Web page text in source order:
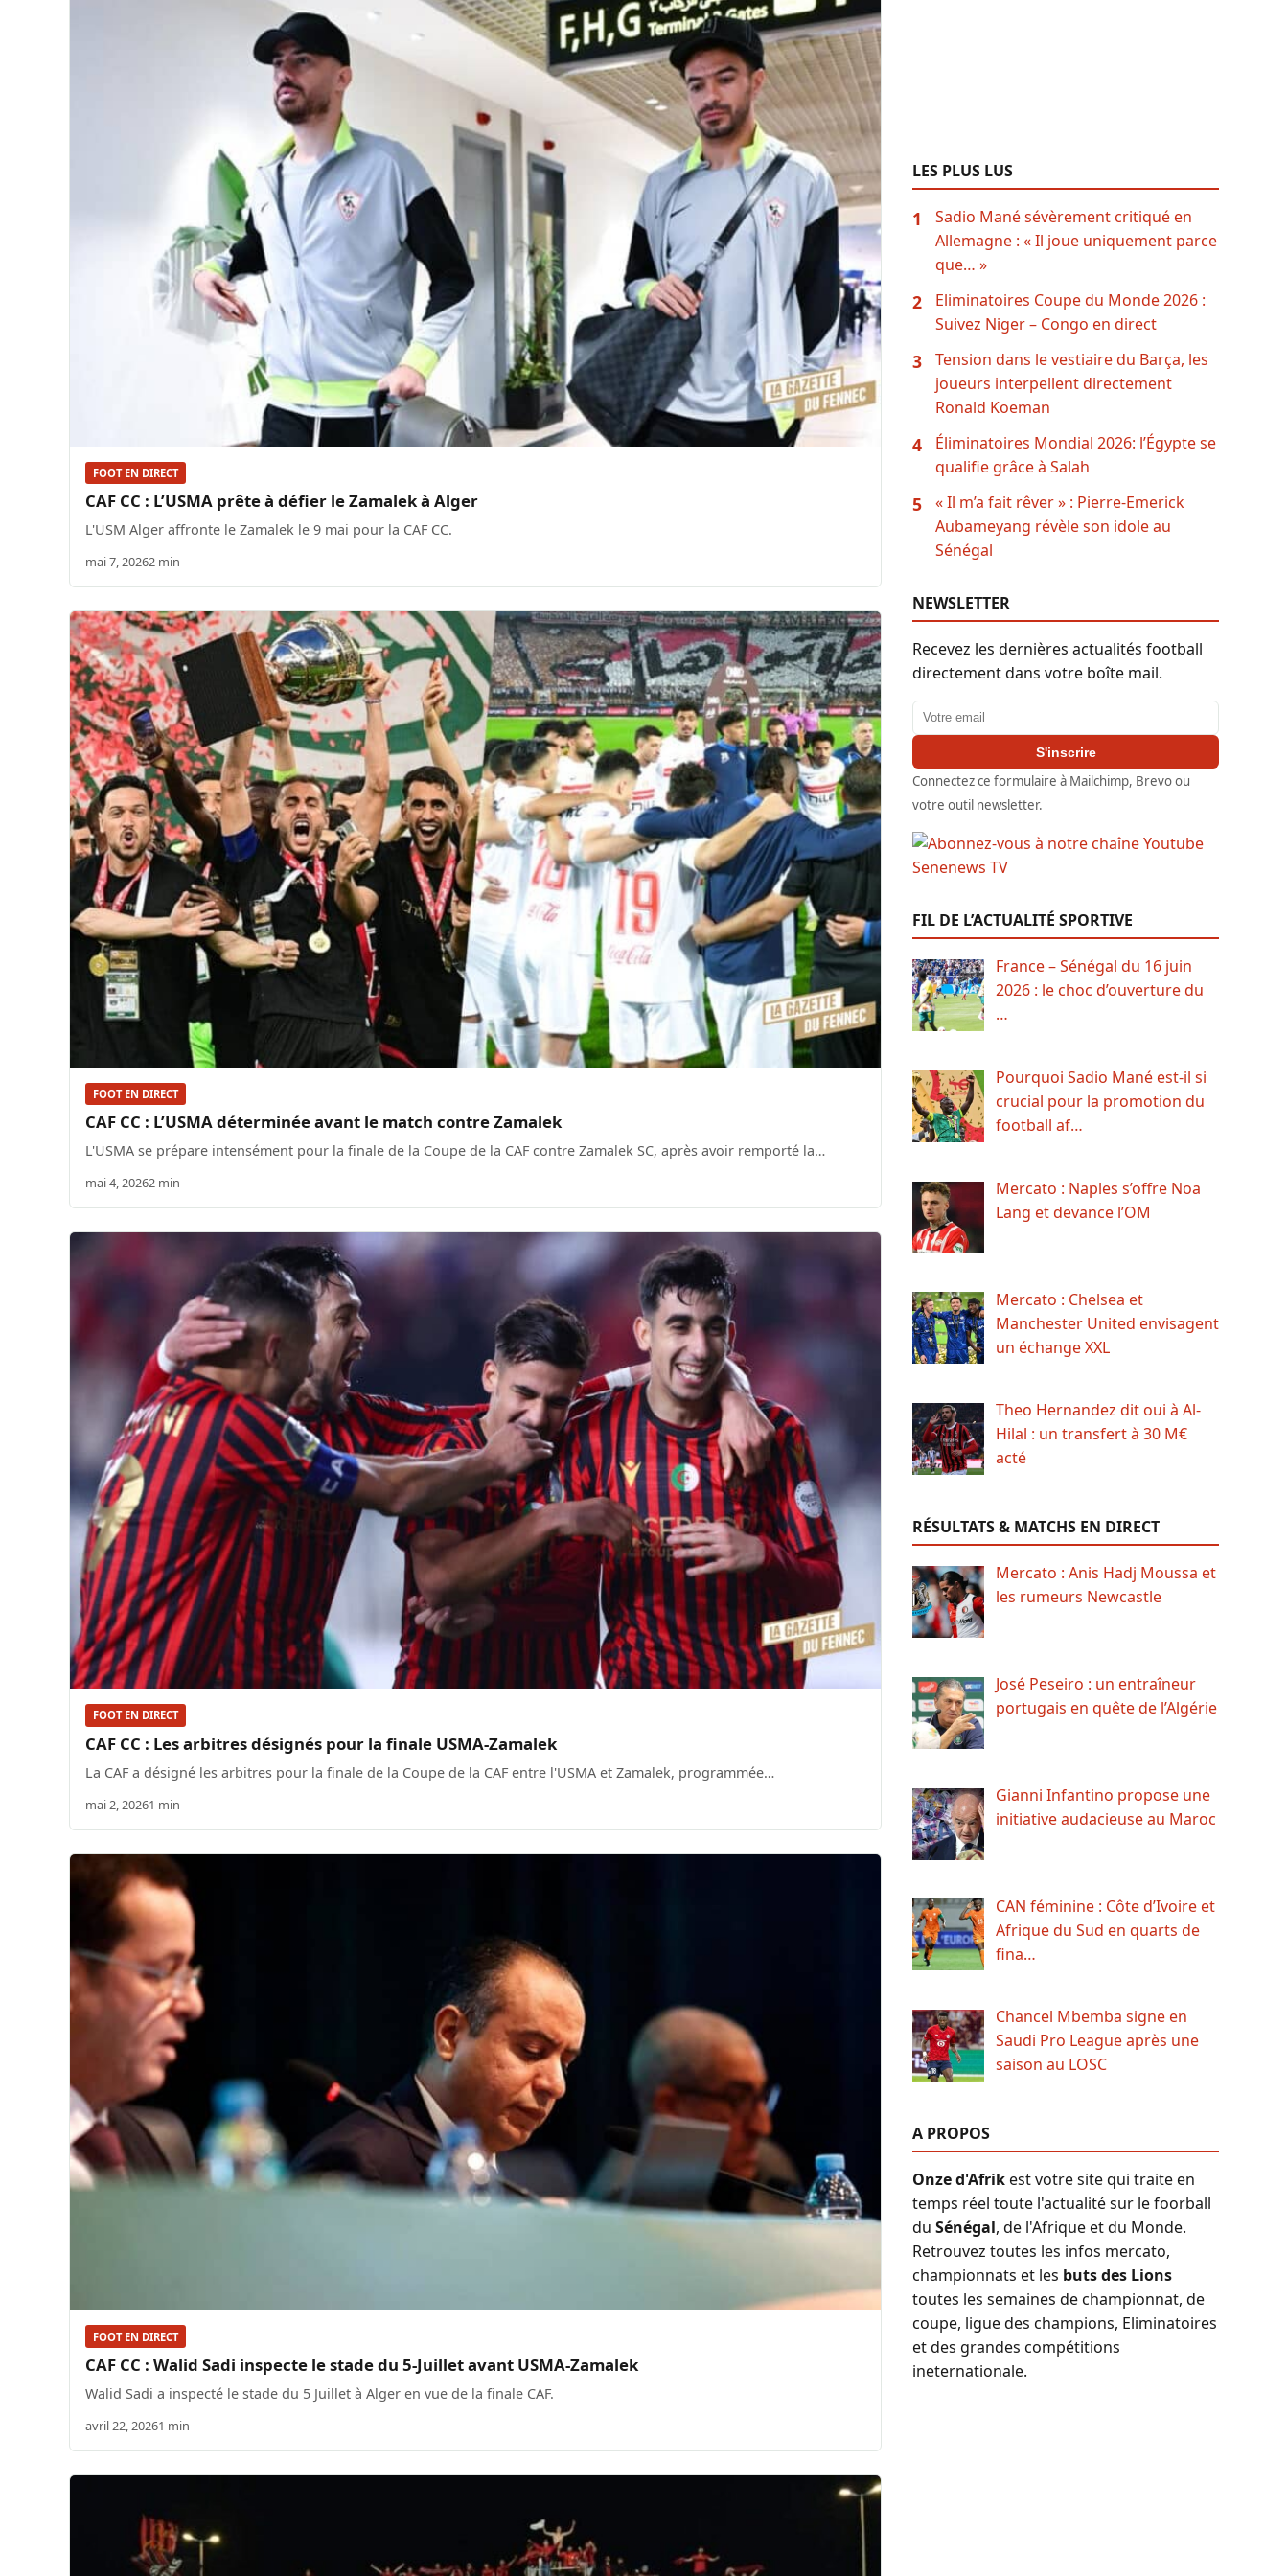
FOOT EN DIRECT
CAF CC : L’USMA prête à défier le Zamalek à Alger
L'USM Alger affronte le Zamalek le 9 mai pour la CAF CC.
mai 7, 20262 min
FOOT EN DIRECT
CAF CC : L’USMA déterminée avant le match contre Zamalek
L'USMA se prépare intensément pour la finale de la Coupe de la CAF contre Zamalek SC, après avoir remporté la…
mai 4, 20262 min
FOOT EN DIRECT
CAF CC : Les arbitres désignés pour la finale USMA-Zamalek
La CAF a désigné les arbitres pour la finale de la Coupe de la CAF entre l'USMA et Zamalek, programmée…
mai 2, 20261 min
FOOT EN DIRECT
CAF CC : Walid Sadi inspecte le stade du 5-Juillet avant USMA-Zamalek
Walid Sadi a inspecté le stade du 5 Juillet à Alger en vue de la finale CAF.
avril 22, 20261 min
LES PLUS LUS
1
Sadio Mané sévèrement critiqué en
Allemagne : « Il joue uniquement parce
que… »
2
Eliminatoires Coupe du Monde 2026 :
Suivez Niger – Congo en direct
3
Tension dans le vestiaire du Barça, les
joueurs interpellent directement
Ronald Koeman
4
Éliminatoires Mondial 2026: l’Égypte se
qualifie grâce à Salah
5
« Il m’a fait rêver » : Pierre-Emerick
Aubameyang révèle son idole au
Sénégal
NEWSLETTER
Recevez les dernières actualités football
directement dans votre boîte mail.
Adresse email
S'inscrire
Connectez ce formulaire à Mailchimp, Brevo ou
votre outil newsletter.
FIL DE L’ACTUALITÉ SPORTIVE
France – Sénégal du 16 juin
2026 : le choc d’ouverture du
…
Pourquoi Sadio Mané est-il si
crucial pour la promotion du
football af…
Mercato : Naples s’offre Noa
Lang et devance l’OM
Mercato : Chelsea et
Manchester United envisagent
un échange XXL
Theo Hernandez dit oui à Al-
Hilal : un transfert à 30 M€
acté
RÉSULTATS & MATCHS EN DIRECT
Mercato : Anis Hadj Moussa et
les rumeurs Newcastle
José Peseiro : un entraîneur
portugais en quête de l’Algérie
Gianni Infantino propose une
initiative audacieuse au Maroc
CAN féminine : Côte d’Ivoire et
Afrique du Sud en quarts de
fina…
Chancel Mbemba signe en
Saudi Pro League après une
saison au LOSC
A PROPOS
Onze d'Afrikest votre site qui traite en
temps réel toute l'actualité sur le foorball
du Sénégal, de l'Afrique et du Monde.
Retrouvez toutes les infos mercato,
championnats et les buts des Lions
toutes les semaines de championnat, de
coupe, ligue des champions, Eliminatoires
et des grandes compétitions
ineternationale.